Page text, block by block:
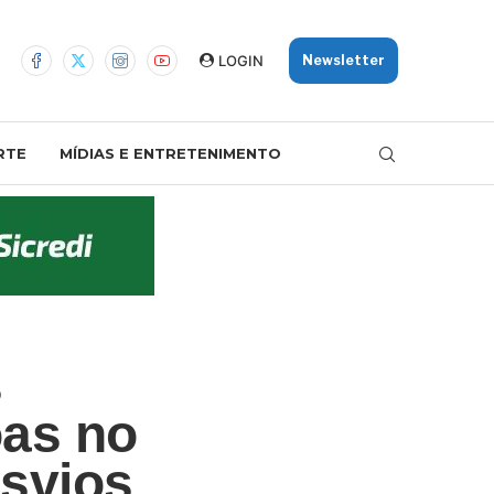
LOGIN Newsletter
MÍDIAS E ENTRETENIMENTO
no